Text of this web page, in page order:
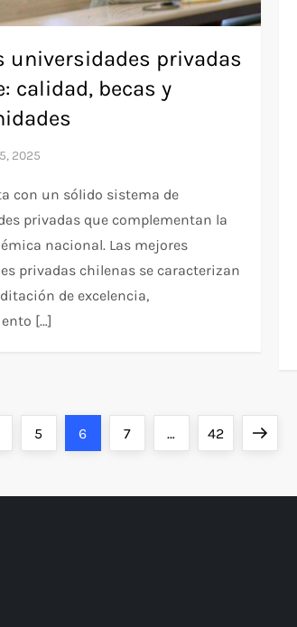
universidades privadas
calidad, becas y
con un sólido sistema de
privadas que complementan la
nacional. Las mejores
privadas chilenas se caracterizan
de excelencia,
[…]
Page
5 Page
6 Page
7 … Page
42 Next